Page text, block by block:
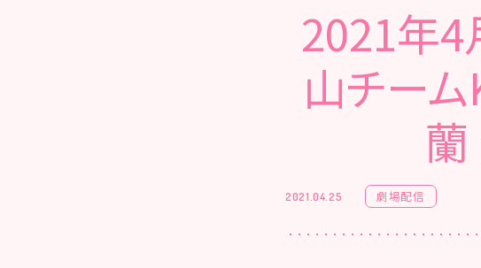
2021年4
山チーム
蘭
2021.04.25 劇場配信